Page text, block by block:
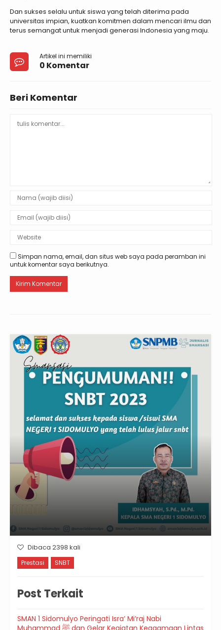
Dan sukses selalu untuk siswa yang telah diterima pada
universitas impian, kuatkan komitmen dalam mencari ilmu dan
terus semangat untuk menjadi generasi Indonesia yang maju.
Artikel ini memiliki
0 Komentar
Beri Komentar
Simpan nama, email, dan situs web saya pada peramban ini
untuk komentar saya berikutnya.
Dibaca 2398 kali
Prestasi SNBT
Post Terkait
SMAN 1 Sidomulyo Peringati Isra’ Mi’raj Nabi
Muhammad ﷺ dan Gelar Kegiatan Keagamaan Lintas